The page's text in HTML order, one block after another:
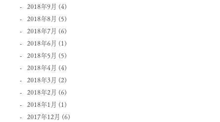
2018年9月 (4)
2018年8月 (5)
2018年7月 (6)
2018年6月 (1)
2018年5月 (5)
2018年4月 (4)
2018年3月 (2)
2018年2月 (6)
2018年1月 (1)
2017年12月 (6)